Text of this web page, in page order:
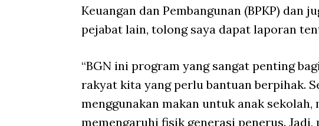
Keuangan dan Pembangunan (BPKP) dan
pejabat lain, tolong saya dapat laporan
“BGN ini program yang sangat penting
rakyat kita yang perlu bantuan berpihak.
menggunakan makan untuk anak
memengaruhi fisik generasi penerus.